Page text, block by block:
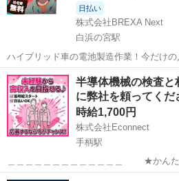
日払い
株式会社BREXA Next
白浜の宮駅
ハイブリッド車の電池製造作業！今だけ
験活躍中★20～50代の男性活躍中！安定
スメ！年間休日130日！正社員登用制度あ
ルーム寮完備！《兵庫県姫路市》...
兵庫 姫路市 白浜の宮駅 その他
半導体機械の検査と
に弊社を頼ってく
時給1,700円
株式会社Econnect
手柄駅
大歓迎 ＿＿＿＿＿＿＿＿＿＿＿＿＿ 約7割が未経験スタート！ 半導体